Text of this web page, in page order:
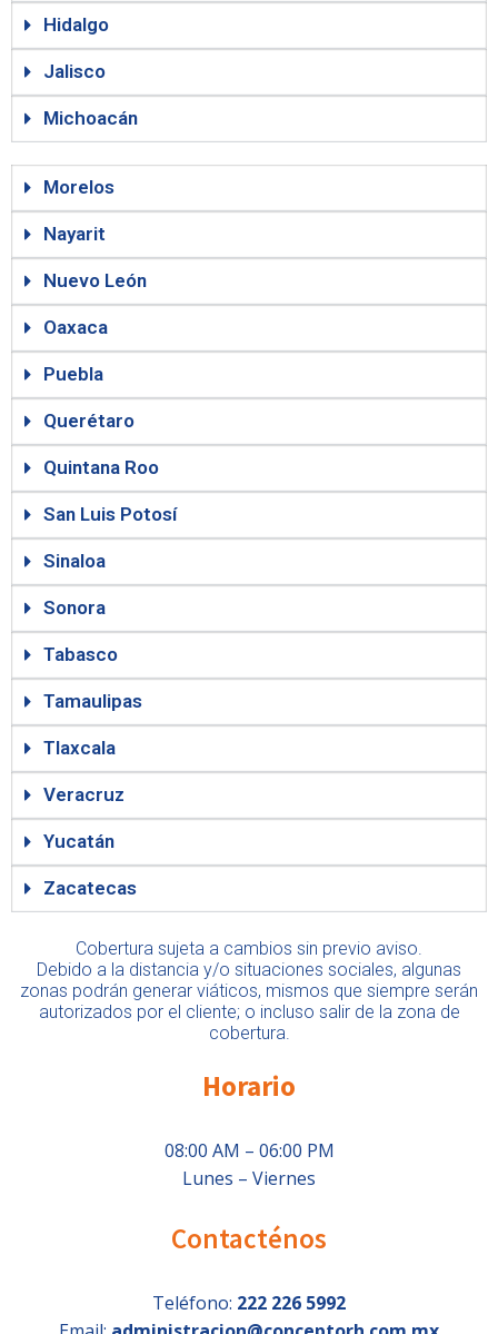
Hidalgo
Jalisco
Michoacán
Morelos
Nayarit
Nuevo León
Oaxaca
Puebla
Querétaro
Quintana Roo
San Luis Potosí
Sinaloa
Sonora
Tabasco
Tamaulipas
Tlaxcala
Veracruz
Yucatán
Zacatecas
Cobertura sujeta a cambios sin previo aviso.
Debido a la distancia y/o situaciones sociales, algunas
zonas podrán generar viáticos, mismos que siempre serán
autorizados por el cliente; o incluso salir de la zona de
cobertura.
Horario
08:00 AM – 06:00 PM
Lunes – Viernes
Contacténos
Teléfono: 222 226 5992